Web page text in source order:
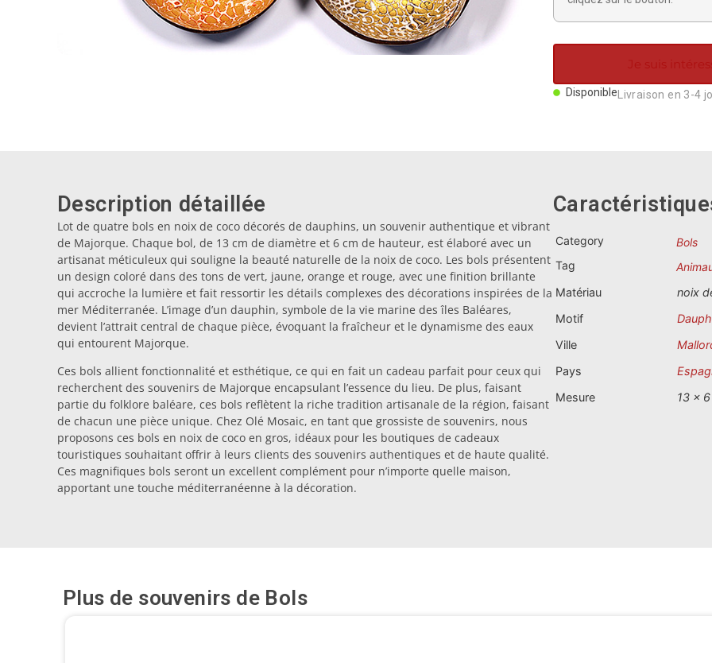
Je suis
Disponible Livraison en 3-4
Description détaillée
Lot de quatre bols en noix de coco décorés de dauphins, un souvenir authentique et vibrant
de Majorque. Chaque bol, de 13 cm de diamètre et 6 cm de hauteur, est élaboré avec un
artisanat méticuleux qui souligne la beauté naturelle de la noix de coco. Les bols présentent
un design coloré dans des tons de vert, jaune, orange et rouge, avec une finition brillante
qui accroche la lumière et fait ressortir les détails complexes des décorations inspirées de la
mer Méditerranée. L’image d’un dauphin, symbole de la vie marine des îles Baléares,
devient l’attrait central de chaque pièce, évoquant la fraîcheur et le dynamisme des eaux
qui entourent Majorque.
Ces bols allient fonctionnalité et esthétique, ce qui en fait un cadeau parfait pour ceux qui
recherchent des souvenirs de Majorque encapsulant l’essence du lieu. De plus, faisant
partie du folklore baléare, ces bols reflètent la riche tradition artisanale de la région, faisant
de chacun une pièce unique. Chez Olé Mosaic, en tant que grossiste de souvenirs, nous
proposons ces bols en noix de coco en gros, idéaux pour les boutiques de cadeaux
touristiques souhaitant offrir à leurs clients des souvenirs authentiques et de haute qualité.
Ces magnifiques bols seront un excellent complément pour n’importe quelle maison,
apportant une touche méditerranéenne à la décoration.
Category
Bols
Tag
Matériau
noix
Motif
Ville
Pays
Mesure
13 x
Plus de souvenirs de Bols